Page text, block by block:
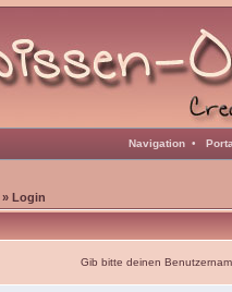
Navigation •
» Login
Gib bitte deinen